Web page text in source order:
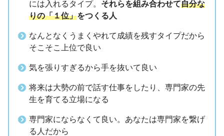
には入れるタイプ。 それらを組み合わせて自分な
りの「１位」をつくる人
なんとなくうまくやれて成績を残すタイプだから
そこそこ上位で良い
気を張りすぎるから手を抜いて良い
将来は大勢の前で話す仕事をしたり、専門家の先
生を育てる立場になる
専門家にならなくて良い。 あなたは専門家を繋げ
る人 だから